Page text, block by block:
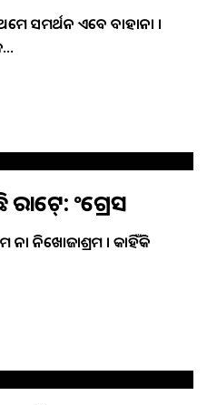
ସମର୍ଥନ ଏବେ ବାହାନା ।
କଂଗ୍ରେସ
ନା ନିଖୋଜାଶ୍ରମ । କାହିଁକି